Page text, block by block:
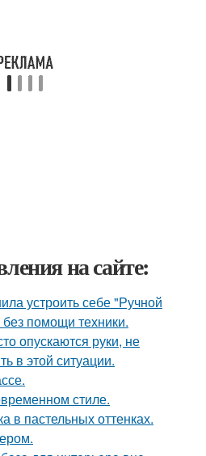
на сайте:
устроить себе "Ручной
помощи техники.
опускаются руки, не
в этой ситуации.
стиле.
в пастельных оттенках.